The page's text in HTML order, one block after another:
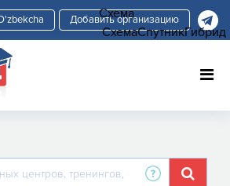
Добавить организацию
Схема
СхемаСпутникГибрид